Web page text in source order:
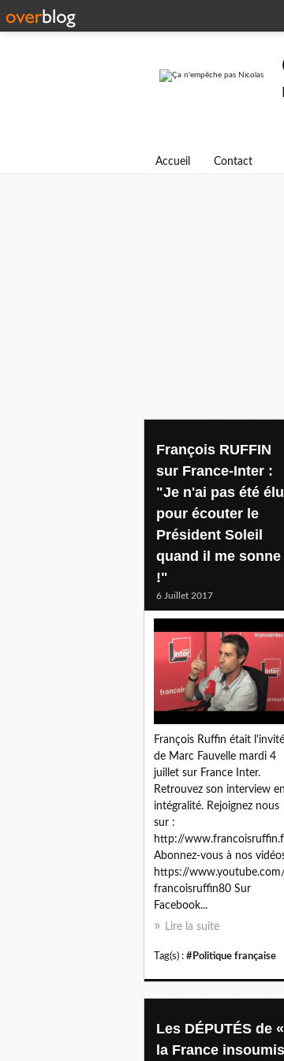
Accueil Contact
politique
François RUFFIN
sur France-Inter :
"Je n'ai pas été élu
pour écouter le
Président Soleil
quand il me sonne
!"
6 Juillet 2017
François Ruffin était l'invité
de Marc Fauvelle mardi 4
juillet sur France Inter.
Retrouvez son interview en
intégralité. Rejoignez nous
sur :
http://
Abonnez-vous à nos
https://
francoisruffin80 Sur
Facebook...
Lire la suite
Tag(s) : #Politique française
Les DÉPUTÉS de «
la France